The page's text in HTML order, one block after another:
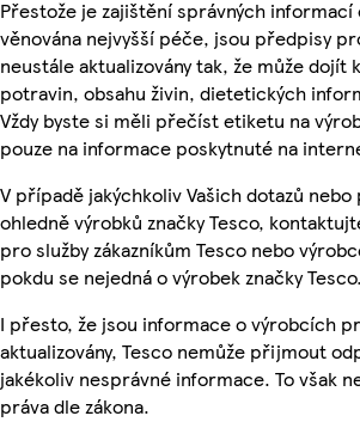
Přestože je zajištění správných
věnována nejvyšší péče, jsou předpisy
neustále aktualizovány tak, že může dojít
potravin, obsahu živin, dietetických
Vždy byste si měli přečíst etiketu na
pouze na informace poskytnuté na
V případě jakýchkoliv Vašich dotazů
ohledně výrobků značky Tesco,
pro služby zákazníkům Tesco nebo
pokdu se nejedná o výrobek značky Tesco.
I přesto, že jsou informace o výrobcích
aktualizovány, Tesco nemůže přijmout
jakékoliv nesprávné informace. To však
práva dle zákona.